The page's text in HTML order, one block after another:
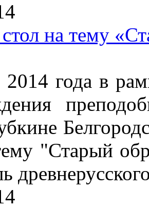
на тему
года в
"Старый